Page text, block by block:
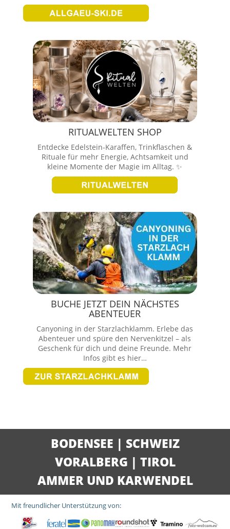
RITUALWELTEN SHOP
Entdecke Edelstein-Karaffen, Trinkflaschen &
Rituale für mehr Energie, Achtsamkeit und
kleine Momente der Magie im Alltag. ✨
BUCHE JETZT DEIN NÄCHSTES
ABENTEUER
Canyoning in der Starzlachklamm. Erlebe das
Abenteuer und spüre den Nervenkitzel – als
Geschenk für dich und deine Freunde. Mehr
Infos gibt es hier…
BODENSEE | SCHWEIZ
VORALBERG | TIROL
AMMER UND KARWENDEL
Mit freundlicher Unterstützung von: